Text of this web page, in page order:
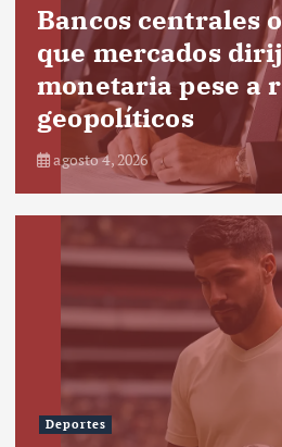
Bancos centrales
que mercados
monetaria pese a
geopolíticos
agosto 4, 2026
Deportes